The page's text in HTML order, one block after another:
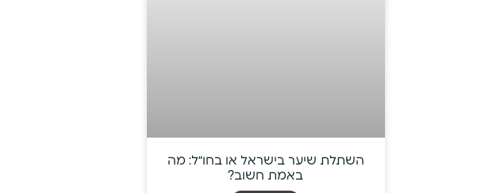
השתלת שיער בישראל או בחו״ל: מה
באמת חשוב?